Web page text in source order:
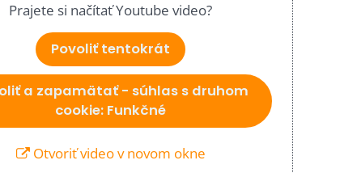
Prajete si načítať Youtube video?
Povoliť tentokrát
a zapamätať - súhlas s druhom
cookie: Funkčné
Otvoriť video v novom okne